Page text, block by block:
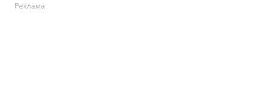
Реклама